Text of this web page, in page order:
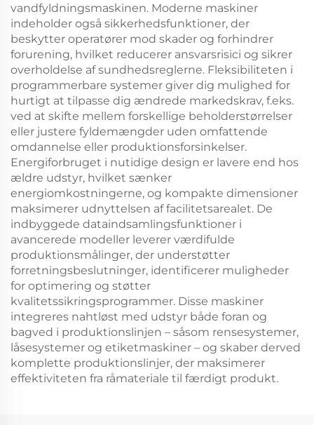
vandfyldningsmaskinen. Moderne maskiner
indeholder også sikkerhedsfunktioner, der
beskytter operatører mod skader og forhindrer
forurening, hvilket reducerer ansvarsrisici og sikrer
overholdelse af sundhedsreglerne. Fleksibiliteten i
programmerbare systemer giver dig mulighed for
hurtigt at tilpasse dig ændrede markedskrav, f.eks.
ved at skifte mellem forskellige beholderstørrelser
eller justere fyldemængder uden omfattende
omdannelse eller produktionsforsinkelser.
Energiforbruget i nutidige design er lavere end hos
ældre udstyr, hvilket sænker
energiomkostningerne, og kompakte dimensioner
maksimerer udnyttelsen af facilitetsarealet. De
indbyggede dataindsamlingsfunktioner i
avancerede modeller leverer værdifulde
produktionsmålinger, der understøtter
forretningsbeslutninger, identificerer muligheder
for optimering og støtter
kvalitetssikringsprogrammer. Disse maskiner
integreres nahtløst med udstyr både foran og
bagved i produktionslinjen – såsom rensesystemer,
låsesystemer og etiketmaskiner – og skaber derved
komplette produktionslinjer, der maksimerer
effektiviteten fra råmateriale til færdigt produkt.